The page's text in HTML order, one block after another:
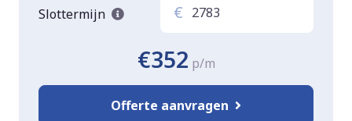
Slottermijn €
€352 p/m
Offerte aanvragen